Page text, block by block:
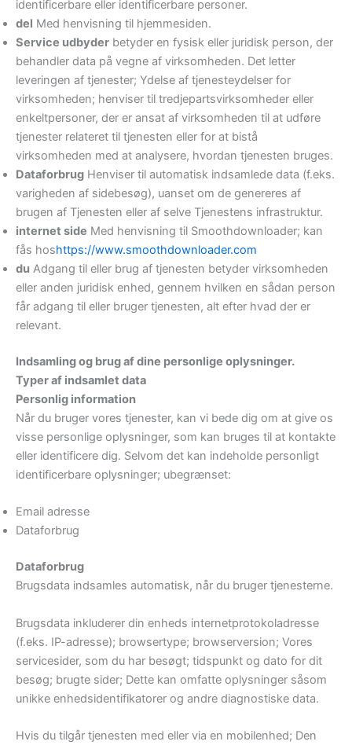
identificerbare eller identificerbare personer.
del Med henvisning til hjemmesiden.
Service udbyder betyder en fysisk eller juridisk person, der
behandler data på vegne af virksomheden. Det letter
leveringen af ​​tjenester; Ydelse af tjenesteydelser for
virksomheden; henviser til tredjepartsvirksomheder eller
enkeltpersoner, der er ansat af virksomheden til at udføre
tjenester relateret til tjenesten eller for at bistå
virksomheden med at analysere, hvordan tjenesten bruges.
Dataforbrug Henviser til automatisk indsamlede data (f.eks.
varigheden af ​​sidebesøg), uanset om de genereres af
brugen af ​​Tjenesten eller af selve Tjenestens infrastruktur.
internet side Med henvisning til Smoothdownloader; kan
fås hoshttps://www.smoothdownloader.com
du Adgang til eller brug af tjenesten betyder virksomheden
eller anden juridisk enhed, gennem hvilken en sådan person
får adgang til eller bruger tjenesten, alt efter hvad der er
relevant.
Indsamling og brug af dine personlige oplysninger.
Typer af indsamlet data
Personlig information
Når du bruger vores tjenester, kan vi bede dig om at give os
visse personlige oplysninger, som kan bruges til at kontakte
eller identificere dig. Selvom det kan indeholde personligt
identificerbare oplysninger; ubegrænset:
Email adresse
Dataforbrug
Dataforbrug
Brugsdata indsamles automatisk, når du bruger tjenesterne.
Brugsdata inkluderer din enheds internetprotokoladresse
(f.eks. IP-adresse); browsertype; browserversion; Vores
servicesider, som du har besøgt; tidspunkt og dato for dit
besøg; brugte sider; Dette kan omfatte oplysninger såsom
unikke enhedsidentifikatorer og andre diagnostiske data.
Hvis du tilgår tjenesten med eller via en mobilenhed; Den